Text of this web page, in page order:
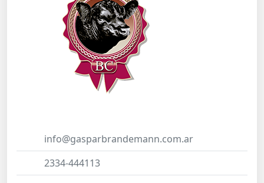
info@gasparbrandemann.com.ar
2334-444113